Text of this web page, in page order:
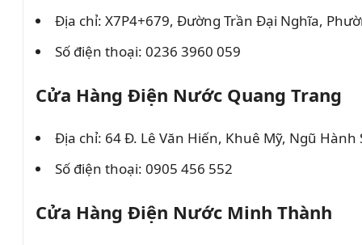
Địa chỉ: X7P4+679, Đường Trần Đại Nghĩa,
Số điện thoại: 0236 3960 059
Cửa Hàng Điện Nước Quang Trang
Địa chỉ: 64 Đ. Lê Văn Hiến, Khuê Mỹ, Ngũ Hành
Số điện thoại: 0905 456 552
Cửa Hàng Điện Nước Minh Thành